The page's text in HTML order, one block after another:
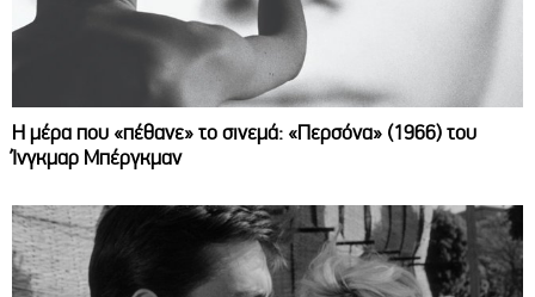
Η μέρα που «πέθανε» το σινεμά: «Περσόνα» (1966) του
Ίνγκμαρ Μπέργκμαν